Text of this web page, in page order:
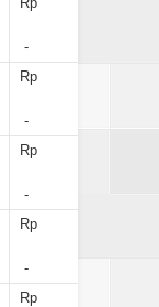
-
Rp
-
Rp
-
Rp
-
Rp